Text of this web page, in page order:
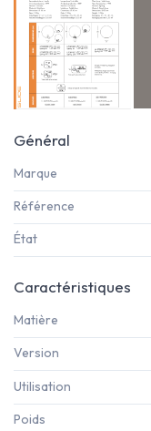
Général
Marque
Référence
État
Caractéristiques
Matière
Version
Utilisation
Poids